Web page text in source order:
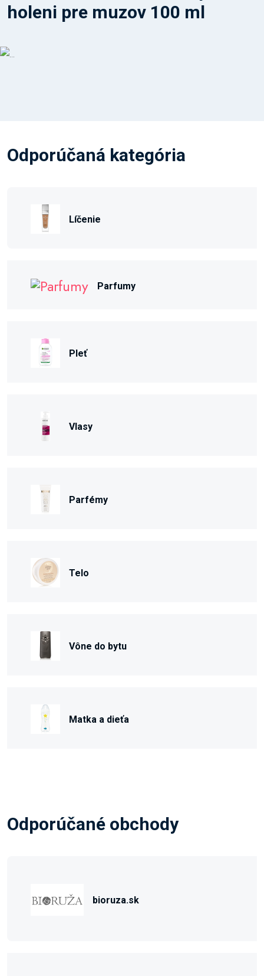
holeni pre muzov 100 ml
Odporúčaná kategória
Líčenie
Parfumy
Pleť
Vlasy
Parfémy
Telo
Vône do bytu
Matka a dieťa
Odporúčané obchody
bioruza.sk